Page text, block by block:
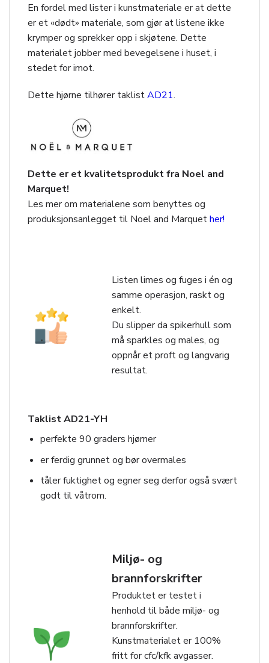
En fordel med lister i kunstmateriale er at dette
er et «dødt» materiale, som gjør at listene ikke
krymper og sprekker opp i skjøtene. Dette
materialet jobber med bevegelsene i huset, i
stedet for imot.
Dette hjørne tilhører taklistAD21.
Dette er et kvalitetsprodukt fra Noel and
Marquet!
Les mer om materialene som benyttes og
produksjonsanlegget til Noel and Marquether!
Listen limes og fuges i én og
samme operasjon, raskt og
enkelt.
Du slipper da spikerhull som
må sparkles og males, og
oppnår et proft og langvarig
resultat.
Taklist AD21-YH
perfekte 90 graders hjørner
er ferdig grunnet og bør overmales
tåler fuktighet og egner seg derfor også svært
godt til våtrom.
Miljø- og
brannforskrifter
Produktet er testet i
henhold til både miljø- og
brannforskrifter.
Kunstmaterialet er 100%
fritt for cfc/kfk avgasser.